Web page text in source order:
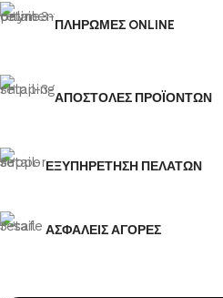
ΠΛΗΡΩΜΕΣ ONLINE
ΑΠΟΣΤΟΛΕΣ ΠΡΟΪΟΝΤΩΝ
ΕΞΥΠΗΡΕΤΗΣΗ ΠΕΛΑΤΩΝ
ΑΣΦΑΛΕΙΣ ΑΓΟΡΕΣ